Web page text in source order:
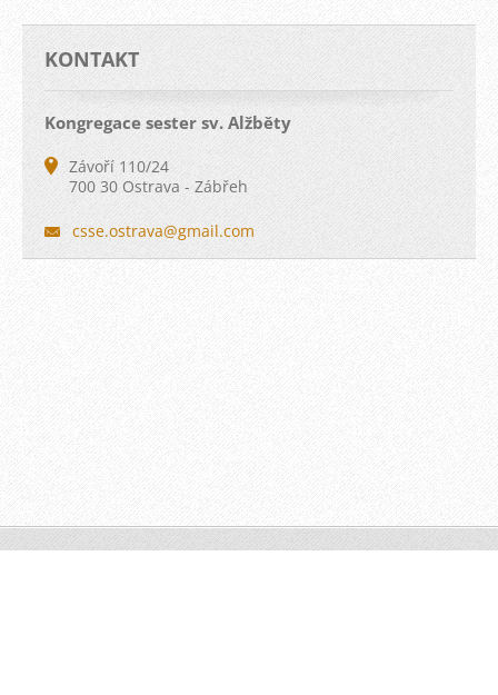
KONTAKT
Kongregace sester sv. Alžběty
Závoří 110/24
700 30 Ostrava - Zábřeh
csse.ostrava@gmail.com